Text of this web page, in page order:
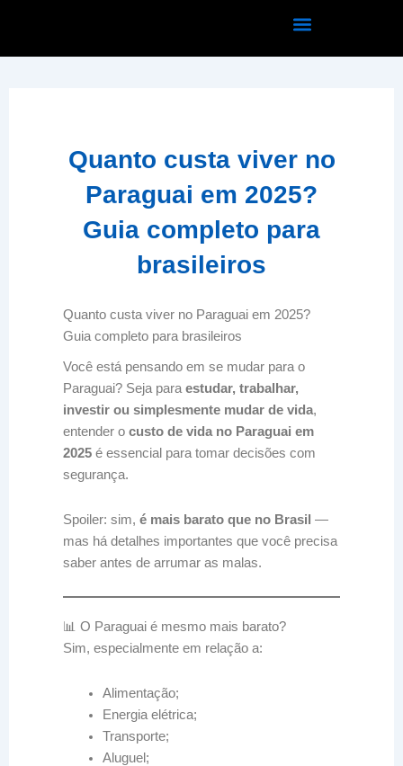
o
Quanto custa viver no
Paraguai em 2025?
Guia completo para
brasileiros
Quanto custa viver no Paraguai em 2025?
Guia completo para brasileiros
Você está pensando em se mudar para o
Paraguai? Seja paraestudar, trabalhar,
investir ou simplesmente mudar de vida,
entender o custo de vida no Paraguai em
2025 é essencial para tomar decisões com
segurança.
Spoiler: sim, é mais barato que no Brasil —
mas há detalhes importantes que você precisa
saber antes de arrumar as malas.
📊 O Paraguai é mesmo mais barato?
Sim, especialmente em relação a:
Alimentação;
Energia elétrica;
Transporte;
Aluguel;